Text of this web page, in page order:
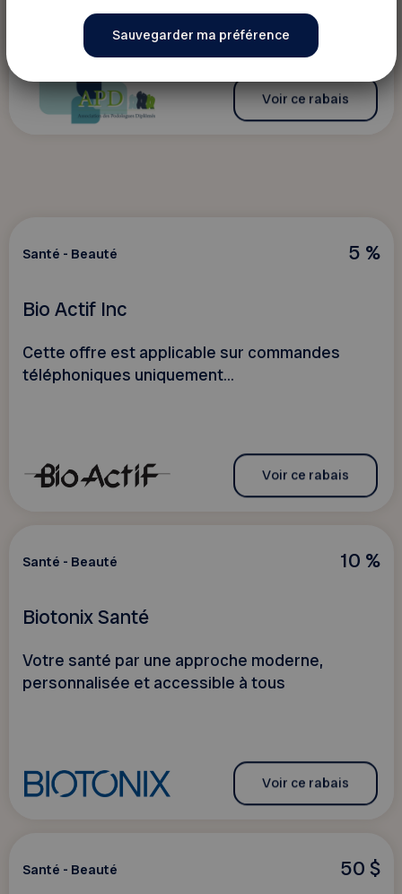
Voir ce rabais
5 %
Santé - Beauté
Bio Actif Inc
Cette offre est applicable sur commandes
téléphoniques uniquement...
Voir ce rabais
10 %
Santé - Beauté
Biotonix Santé
Votre santé par une approche moderne,
personnalisée et accessible à tous
Voir ce rabais
50 $
Santé - Beauté